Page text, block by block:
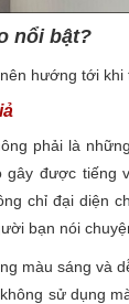
nổi bật?
hướng tới khi
phải là
gây được tiếng
chỉ đại diện
bạn nói
màu sáng và
sử dụng